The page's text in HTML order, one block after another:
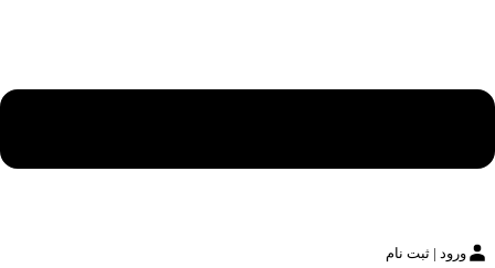
ورود | ثبت نام